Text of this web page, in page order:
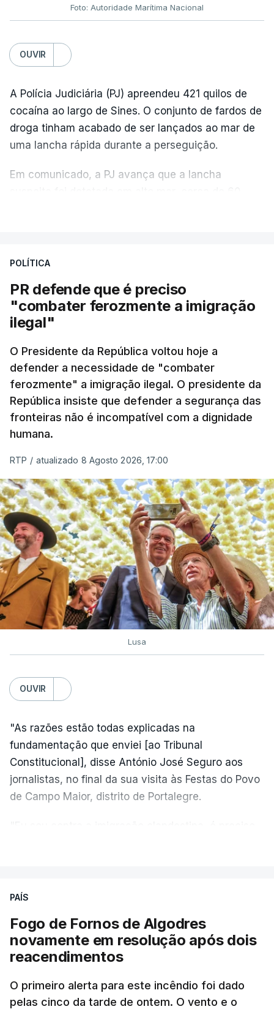
Foto: Autoridade Marítima Nacional
OUVIR
A Polícia Judiciária (PJ) apreendeu 421 quilos de
cocaína ao largo de Sines. O conjunto de fardos de
droga tinham acabado de ser lançados ao mar de
uma lancha rápida durante a perseguição.
Em comunicado, a PJ avança que a lancha
desencadeando uma ação de prevenção
articulação com a Marinha, a Autoridade Marítima
Nacional e a Força Aérea.
apreendida mais cocaína até ao momento de que
em todo o ano de 2025.
A ação de prevenção visa a deteção em alto mar
de embarcações de alta velocidade (EAV) que
utilizam a costa nacional para o tráfico de droga.
c/ Lusa
POLÍTICA
PR defende que é preciso
"combater ferozmente a imigração
ilegal"
O Presidente da República voltou hoje a
defender a necessidade de "combater
ferozmente" a imigração ilegal. O presidente da
República insiste que defender a segurança das
fronteiras não é incompatível com a dignidade
humana.
RTP / atualizado 8 Agosto 2026, 17:00
Lusa
OUVIR
"As razões estão todas explicadas na
fundamentação que enviei [ao Tribunal
Constitucional], disse António José Seguro aos
jornalistas, no final da sua visita às Festas do Povo
de Campo Maior, distrito de Portalegre.
nada disto é incompatível com tratarmos com
crianças", acrescentou.
António José Seguro mostrou dúvidas sobre se é
PAÍS
Fogo de Fornos de Algodres
novamente em resolução após dois
reacendimentos
O primeiro alerta para este incêndio foi dado
pelas cinco da tarde de ontem. O vento e o